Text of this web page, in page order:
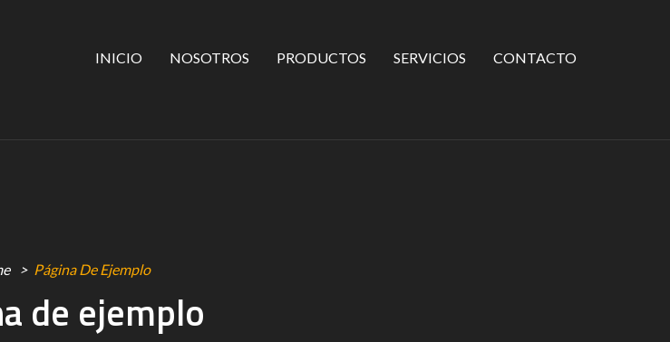
INICIO NOSOTROS PRODUCTOS SERVICIOS CONTACTO
Página De Ejemplo
de ejemplo